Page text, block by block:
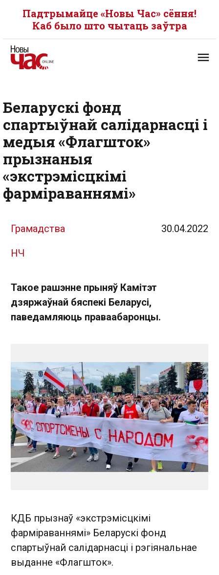
Падтрымайце «Новы Час» сёння!
Каб было што чытаць заўтра
Беларускі фонд
спартыўнай салідарнасці і
медыя «Флагшток»
прызнаныя
«экстрэмісцкімі
фарміраваннямі»
Грамадства 30.04.2022
НЧ
Такое рашэнне прыняў Камітэт
дзяржаўнай бяспекі Беларусі,
паведамляюць праваабаронцы.
КДБ прызнаў «экстрэмісцкімі
фарміраваннямі» Беларускі фонд
спартыўнай салідарнасці і рэгіянальнае
выданне «Флагшток».